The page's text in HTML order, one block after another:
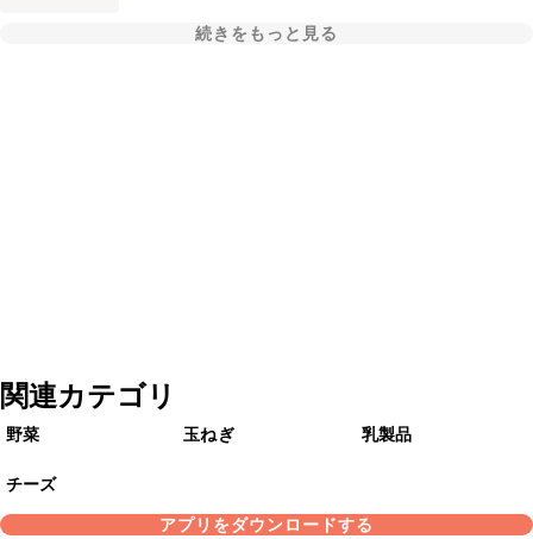
続きをもっと見る
関連カテゴリ
野菜 玉ねぎ 乳製品
チーズ
アプリをダウンロードする